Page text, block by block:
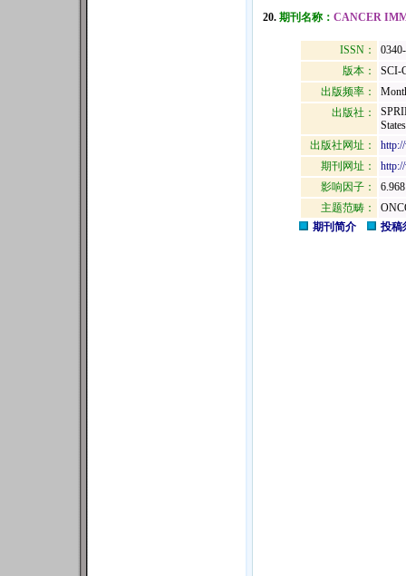
20. 期刊名称： CANCER
ISSN：
版本：
SCI-
出版频率：
出版社：
出版社网址：
期刊网址：
影响因子：
6.968
主题范畴：
期刊简介
投稿